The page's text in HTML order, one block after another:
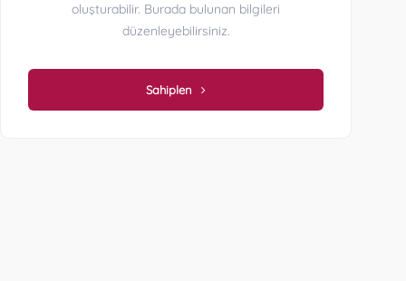
oluşturabilir. Burada bulunan bilgileri
düzenleyebilirsiniz.
Sahiplen